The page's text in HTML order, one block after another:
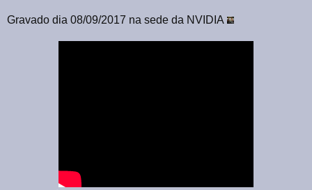
Gravado dia 08/09/2017 na sede da NVIDIA